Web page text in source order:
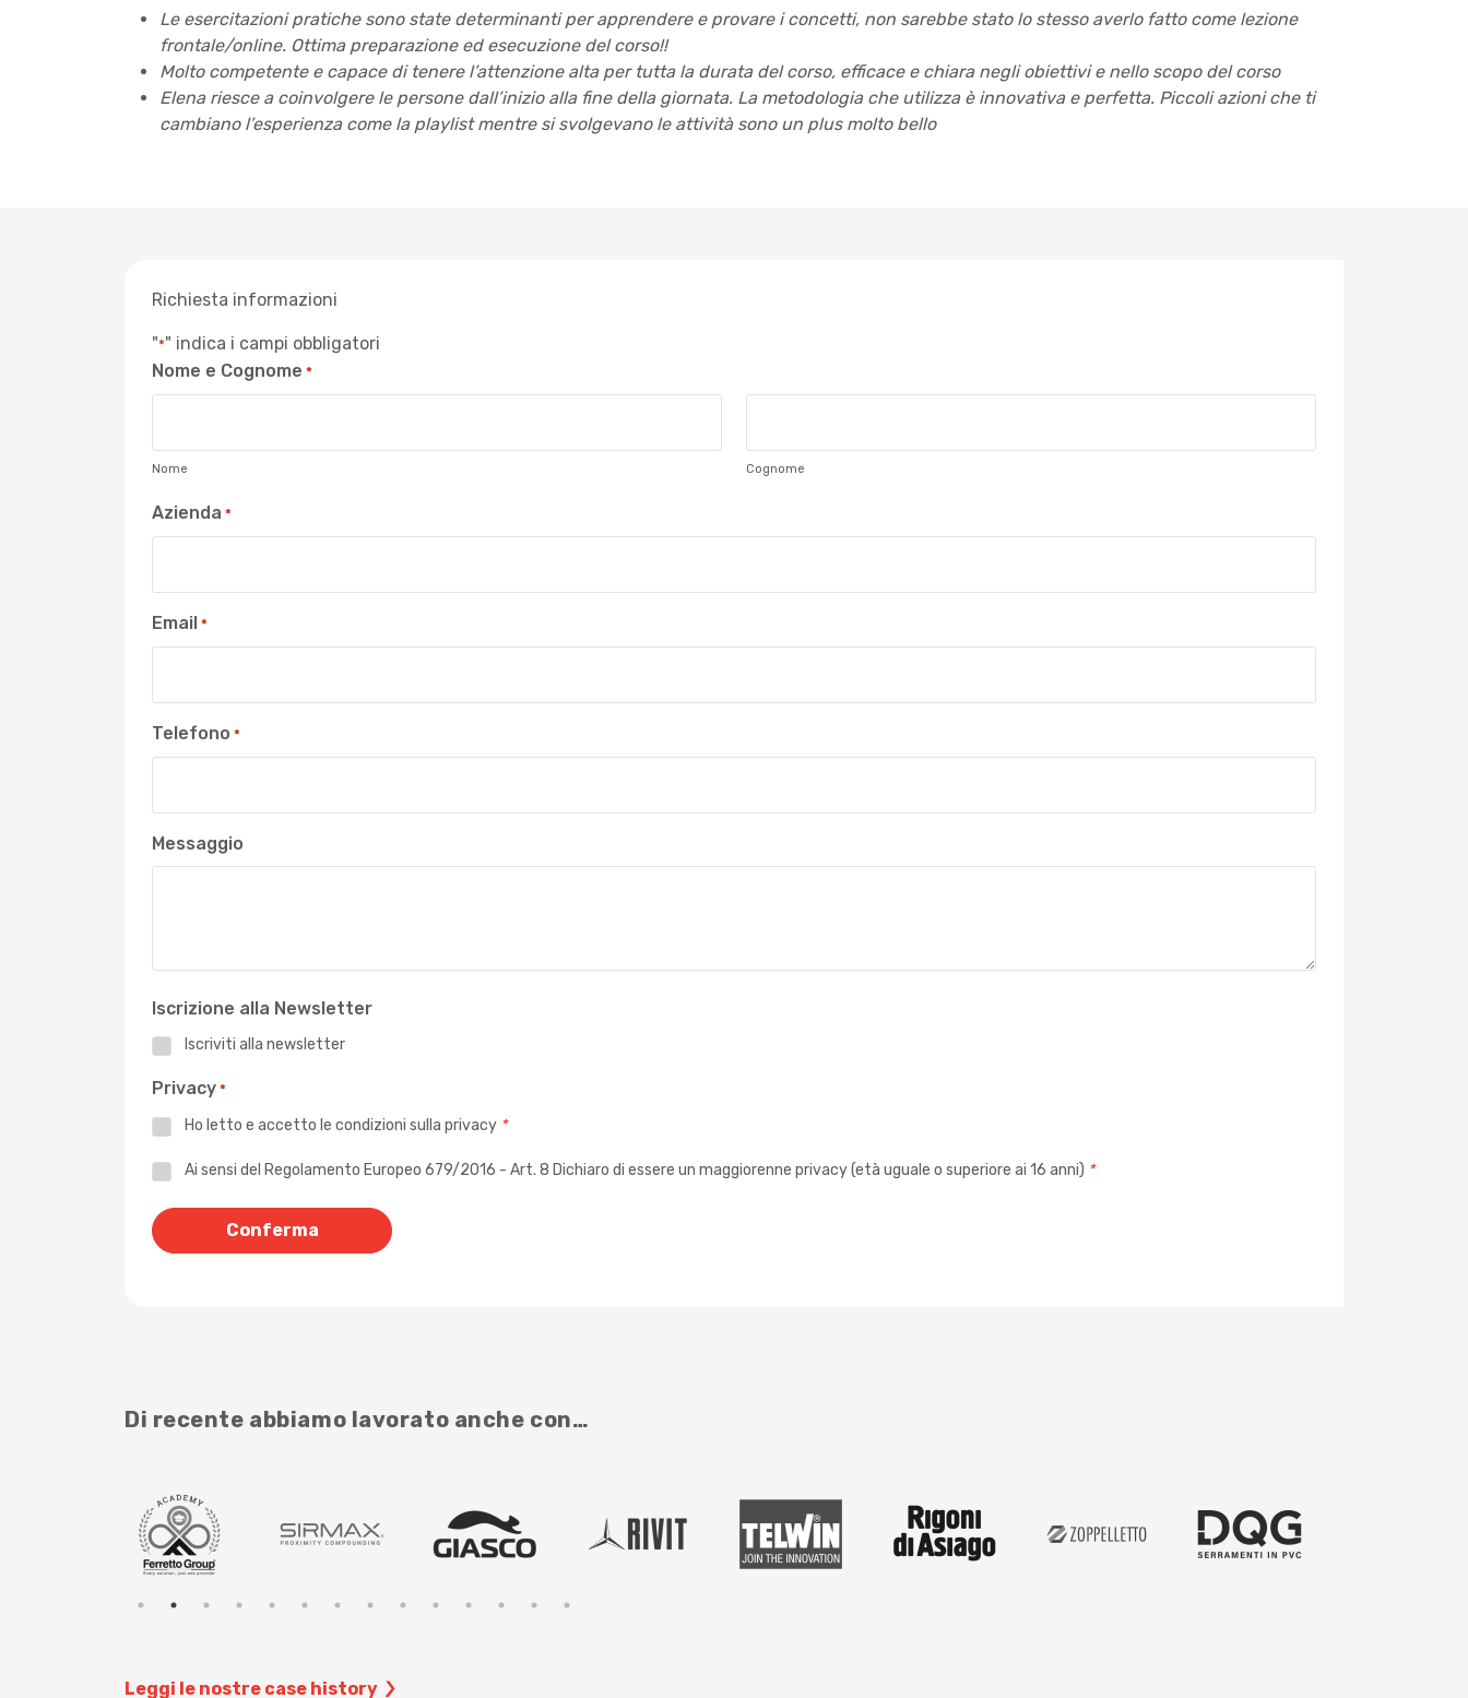
Le esercitazioni pratiche sono state determinanti per apprendere e provare i concetti, non sarebbe stato lo stesso averlo fatto come lezione
frontale/online. Ottima preparazione ed esecuzione del corso!!
Molto competente e capace di tenere l’attenzione alta per tutta la durata del corso, efficace e chiara negli obiettivi e nello scopo del corso
Elena riesce a coinvolgere le persone dall’inizio alla fine della giornata. La metodologia che utilizza è innovativa e perfetta. Piccoli azioni che ti
cambiano l’esperienza come la playlist mentre si svolgevano le attività sono un plus molto bello
Richiesta informazioni
"*" indica i campi obbligatori
Nome e Cognome *
Nome Cognome
Azienda *
Email *
Telefono *
Messaggio
Iscrizione alla Newsletter
Iscriviti alla newsletter
Privacy *
Ho letto e accetto le condizioni sulla privacy *
PrivacyAi sensi del Regolamento Europeo 679/2016 - Art. 8 Dichiaro di essere un maggiorenne privacy (età uguale o superiore ai 16 anni) *
Di recente abbiamo lavorato anche con…
Leggi le nostre case history